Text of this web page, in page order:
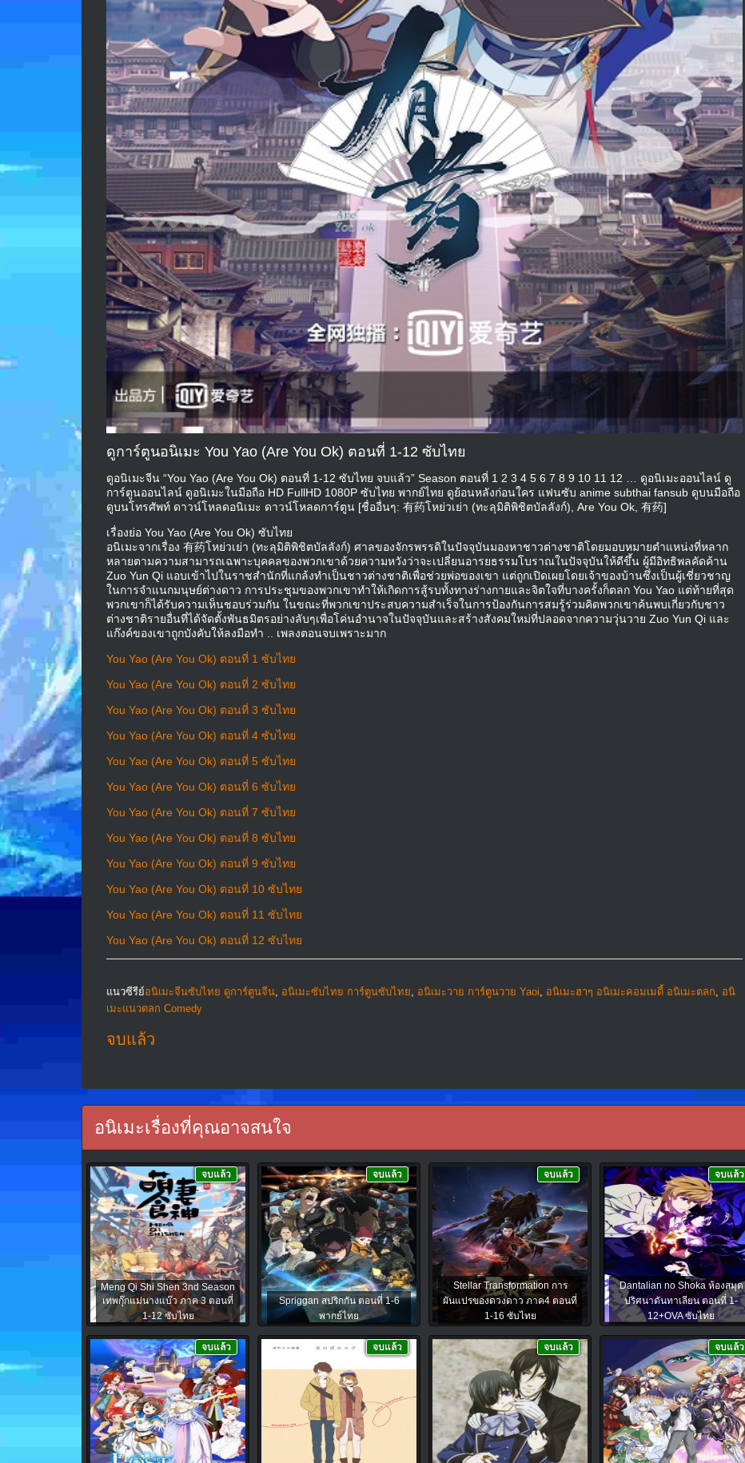
ดูการ์ตูนอนิเมะ You Yao (Are You Ok) ตอนที่ 1-12 ซับไทย
ดูอนิเมะจีน “You Yao (Are You Ok) ตอนที่ 1-12 ซับไทย จบแล้ว” Season ตอนที่ 1 2 3 4 5 6 7 8 9 10 11 12 … ดูอนิเมะออนไลน์ ดู
การ์ตูนออนไลน์ ดูอนิเมะในมือถือ HD FullHD 1080P ซับไทย พากย์ไทย ดูย้อนหลังก่อนใคร แฟนซับ anime subthai fansub ดูบนมือถือ
ดูบนโทรศัพท์ ดาวน์โหลดอนิเมะ ดาวน์โหลดการ์ตูน [ชื่ออื่นๆ: 有药โหย่วเย่า (ทะลุมิติพิชิตบัลลังก์), Are You Ok, 有药]
เรื่องย่อ You Yao (Are You Ok) ซับไทย
อนิเมะจากเรื่อง 有药โหย่วเย่า (ทะลุมิติพิชิตบัลลังก์) ศาลของจักรพรรดิในปัจจุบันมองหาชาวต่างชาติโดยมอบหมายตำแหน่งที่หลาก
หลายตามความสามารถเฉพาะบุคคลของพวกเขาด้วยความหวังว่าจะเปลี่ยนอารยธรรมโบราณในปัจจุบันให้ดีขึ้น ผู้มีอิทธิพลคัดค้าน
Zuo Yun Qi แอบเข้าไปในราชสำนักที่แกล้งทำเป็นชาวต่างชาติเพื่อช่วยพ่อของเขา แต่ถูกเปิดเผยโดยเจ้าของบ้านซึ่งเป็นผู้เชี่ยวชาญ
ในการจำแนกมนุษย์ต่างดาว การประชุมของพวกเขาทำให้เกิดการสู้รบทั้งทางร่างกายและจิตใจที่บางครั้งก็ตลก You Yao แต่ท้ายที่สุด
พวกเขาก็ได้รับความเห็นชอบร่วมกัน ในขณะที่พวกเขาประสบความสำเร็จในการป้องกันการสมรู้ร่วมคิดพวกเขาค้นพบเกี่ยวกับชาว
ต่างชาติรายอื่นที่ได้จัดตั้งพันธมิตรอย่างลับๆเพื่อโค่นอำนาจในปัจจุบันและสร้างสังคมใหม่ที่ปลอดจากความวุ่นวาย Zuo Yun Qi และ
แก๊งค์ของเขาถูกบังคับให้ลงมือทำ .. เพลงตอนจบเพราะมาก
You Yao (Are You Ok) ตอนที่ 1 ซับไทย
You Yao (Are You Ok) ตอนที่ 2 ซับไทย
You Yao (Are You Ok) ตอนที่ 3 ซับไทย
You Yao (Are You Ok) ตอนที่ 4 ซับไทย
You Yao (Are You Ok) ตอนที่ 5 ซับไทย
You Yao (Are You Ok) ตอนที่ 6 ซับไทย
You Yao (Are You Ok) ตอนที่ 7 ซับไทย
You Yao (Are You Ok) ตอนที่ 8 ซับไทย
You Yao (Are You Ok) ตอนที่ 9 ซับไทย
You Yao (Are You Ok) ตอนที่ 10 ซับไทย
You Yao (Are You Ok) ตอนที่ 11 ซับไทย
You Yao (Are You Ok) ตอนที่ 12 ซับไทย
แนวซีรีย์อนิเมะจีนซับไทย ดูการ์ตูนจีน, อนิเมะซับไทย การ์ตูนซับไทย, อนิเมะวาย การ์ตูนวาย Yaoi, อนิเมะฮาๆ อนิเมะคอมเมดี้ อนิเมะตลก, อนิ
เมะแนวตลก Comedy
จบแล้ว
อนิเมะเรื่องที่คุณอาจสนใจ
Meng Qi Shi Shen 3nd Season
เทพกุ๊กแม่นางแบ๊ว ภาค 3 ตอนที่
1-12 ซับไทย
จบแล้ว
Spriggan สปริกกัน ตอนที่ 1-6
พากย์ไทย
จบแล้ว
Stellar Transformation การ
ผันแปรของดวงดาว ภาค4 ตอนที่
1-16 ซับไทย
จบแล้ว
Dantalian no Shoka ห้องสมุด
ปริศนาดันทาเลียน ตอนที่ 1-
12+OVA ซับไทย
จบแล้ว
จบแล้ว จบแล้ว จบแล้ว จบแล้ว